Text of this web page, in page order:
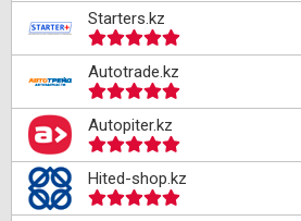
Starters.kz
Autotrade.kz
Autopiter.kz
Hited-shop.kz